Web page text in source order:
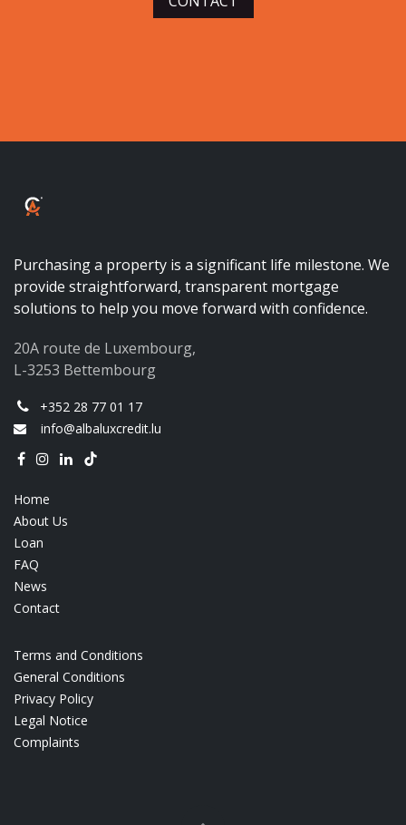
Purchasing a property is a significant life milestone. We
provide straightforward, transparent mortgage
solutions to help you move forward with confidence.
20A route de Luxembourg,
L-3253 Bettembourg
+352 28 77 01 17
info@albaluxcredit.lu
Home
About Us
Loan
FAQ
News
Contact
Terms and Conditions
General Conditions
Privacy Policy
Legal Notice
Complaints